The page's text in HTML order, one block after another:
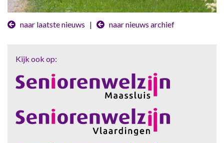
naar laatste nieuws | naar nieuws archief
Kijk ook op: